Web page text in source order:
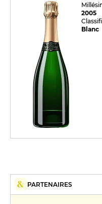
2005
Blanc
PARTENAIRES